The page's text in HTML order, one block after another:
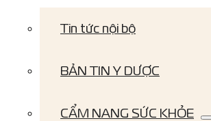
Tin tức nội bộ
BẢN TIN Y DƯỢC
CẨM NANG SỨC KHỎE